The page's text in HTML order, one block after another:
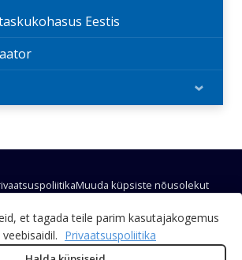
Eestis
›
Muuda küpsiste nõusolekut
mobiilsusobservatoorium
et tagada teile parim kasutajakogemus
Privaatsuspoliitika